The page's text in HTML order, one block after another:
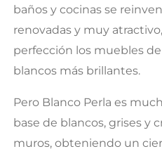
baños y cocinas se
renovadas y muy
perfección los muebles de
blancos más brillantes.
Pero Blanco Perla es
base de blancos, grises y
muros, obteniendo un